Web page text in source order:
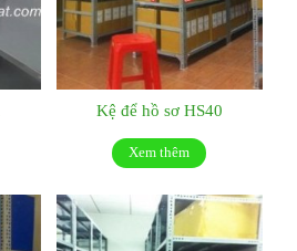
Kệ để hồ sơ HS40
Xem thêm